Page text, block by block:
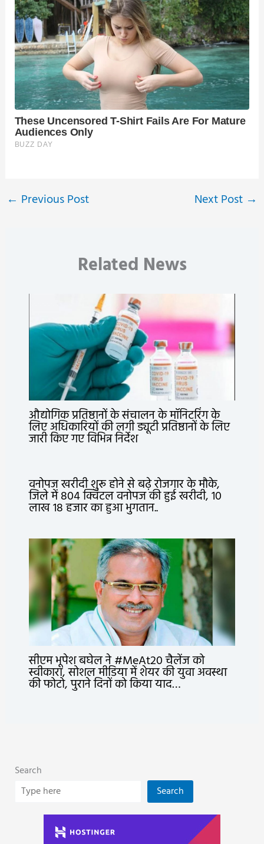
← Previous Post Next Post →
Related News
औद्योगिक प्रतिष्ठानों के संचालन के मॉनिटरिंग के
लिए अधिकारियों की लगी ड्यूटी प्रतिष्ठानों के लिए
जारी किए गए विभिन्न निर्देश
वनोपज खरीदी शुरू होने से बढ़े रोजगार के मौके,
जिले में 804 क्विंटल वनोपज की हुई खरीदी, 10
लाख 18 हजार का हुआ भुगतान..
सीएम भूपेश बघेल ने #MeAt20 चैलेंज को
स्वीकारा, सोशल मीडिया में शेयर की युवा अवस्था
की फोटो, पुराने दिनों को किया याद…
Search
Search